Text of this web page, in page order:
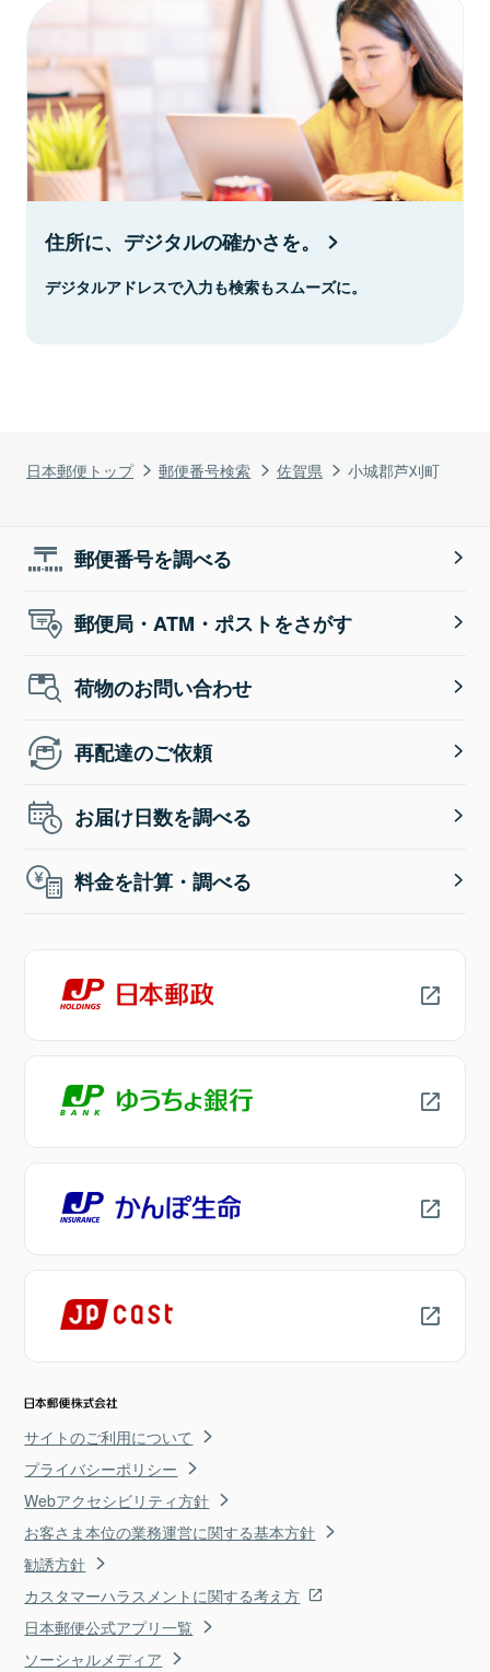
日本郵便トップ 郵便番号検索 佐賀県 小城郡芦刈町
住所に、デジタルの確かさを。
デジタルアドレスで入力も検索もスムーズに。
郵便番号を調べる
郵便局・ATM・ポストをさがす
荷物のお問い合わせ
再配達のご依頼
お届け日数を調べる
料金を計算・調べる
サイトのご利用について
プライバシーポリシー
Webアクセシビリティ方針
お客さま本位の業務運営に関する基本方針
勧誘方針
カスタマーハラスメントに関する考え方
日本郵便公式アプリ一覧
ソーシャルメディア